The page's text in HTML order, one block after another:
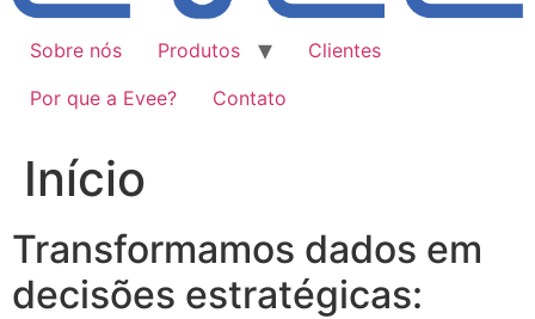
Sobre nós Produtos
Clientes
Por que a Evee?
Contato
Início
Transformamos dados em
decisões estratégicas: